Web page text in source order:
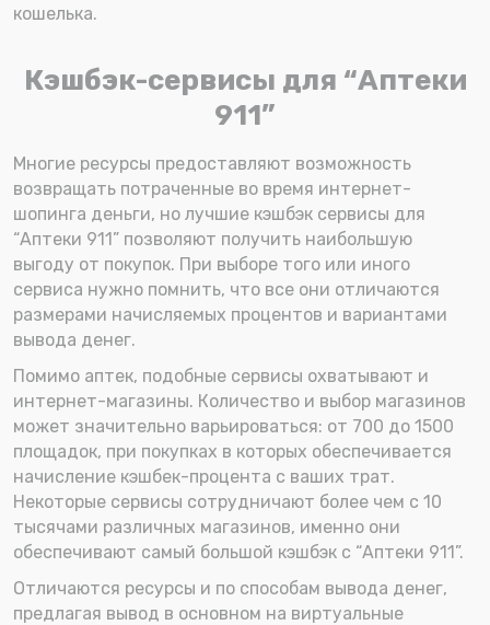
кошелька.
Кэшбэк-сервисы для “Аптеки
911”
Многие ресурсы предоставляют возможность
возвращать потраченные во время интернет-
шопинга деньги, но лучшие кэшбэк сервисы для
“Аптеки 911” позволяют получить наибольшую
выгоду от покупок. При выборе того или иного
сервиса нужно помнить, что все они отличаются
размерами начисляемых процентов и вариантами
вывода денег.
Помимо аптек, подобные сервисы охватывают и
интернет-магазины. Количество и выбор магазинов
может значительно варьироваться: от 700 до 1500
площадок, при покупках в которых обеспечивается
начисление кэшбек-процента с ваших трат.
Некоторые сервисы сотрудничают более чем с 10
тысячами различных магазинов, именно они
обеспечивают самый большой кэшбэк с “Аптеки 911”.
Отличаются ресурсы и по способам вывода денег,
предлагая вывод в основном на виртуальные